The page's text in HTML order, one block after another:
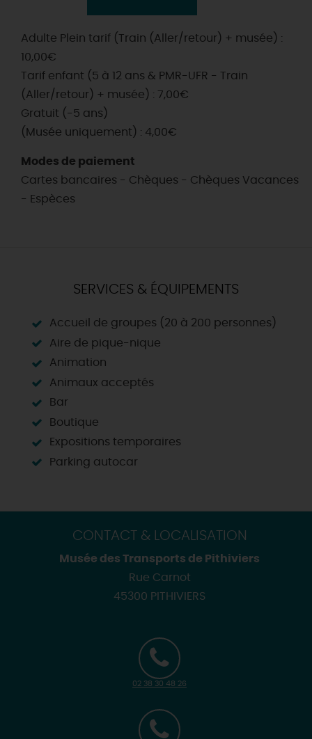
Adulte Plein tarif (Train (Aller/retour) + musée) :
10,00€
Tarif enfant (5 à 12 ans & PMR-UFR - Train
(Aller/retour) + musée) : 7,00€
Gratuit (-5 ans)
(Musée uniquement) : 4,00€
Modes de paiement
Cartes bancaires - Chèques - Chèques Vacances
- Espèces
SERVICES & ÉQUIPEMENTS
Accueil de groupes (20 à 200 personnes)
Aire de pique-nique
Animation
Animaux acceptés
Bar
Boutique
Expositions temporaires
Parking autocar
CONTACT & LOCALISATION
Musée des Transports de Pithiviers
Rue Carnot
45300 PITHIVIERS
02 38 30 48 26